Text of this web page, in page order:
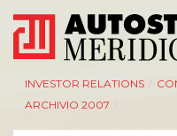
INVESTOR RELATIONS
ARCHIVIO 2007